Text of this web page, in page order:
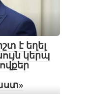
է եղել
կերպ